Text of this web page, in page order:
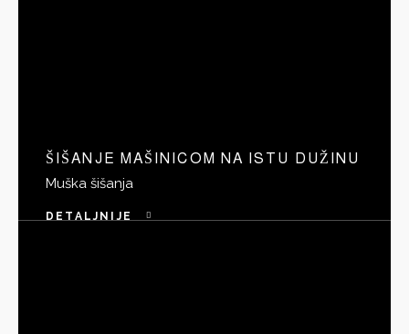
ŠIŠANJE MAŠINICOM NA ISTU DUŽINU
Muška šišanja
DETALJNIJE